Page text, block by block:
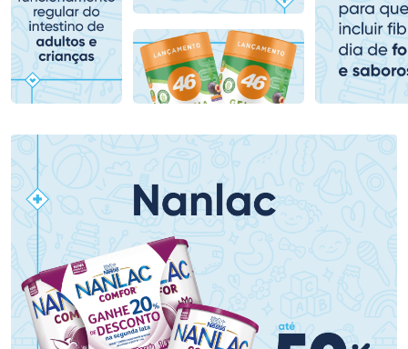
Comprar sem Desconto
Por R$ 64,90/cada
Comprar sem Desconto
Por R$ 64,90/cada
Comprar sem Desconto
Por R$ 101,99/cada
Comprar sem Desconto
Por R$ 101,99/cada